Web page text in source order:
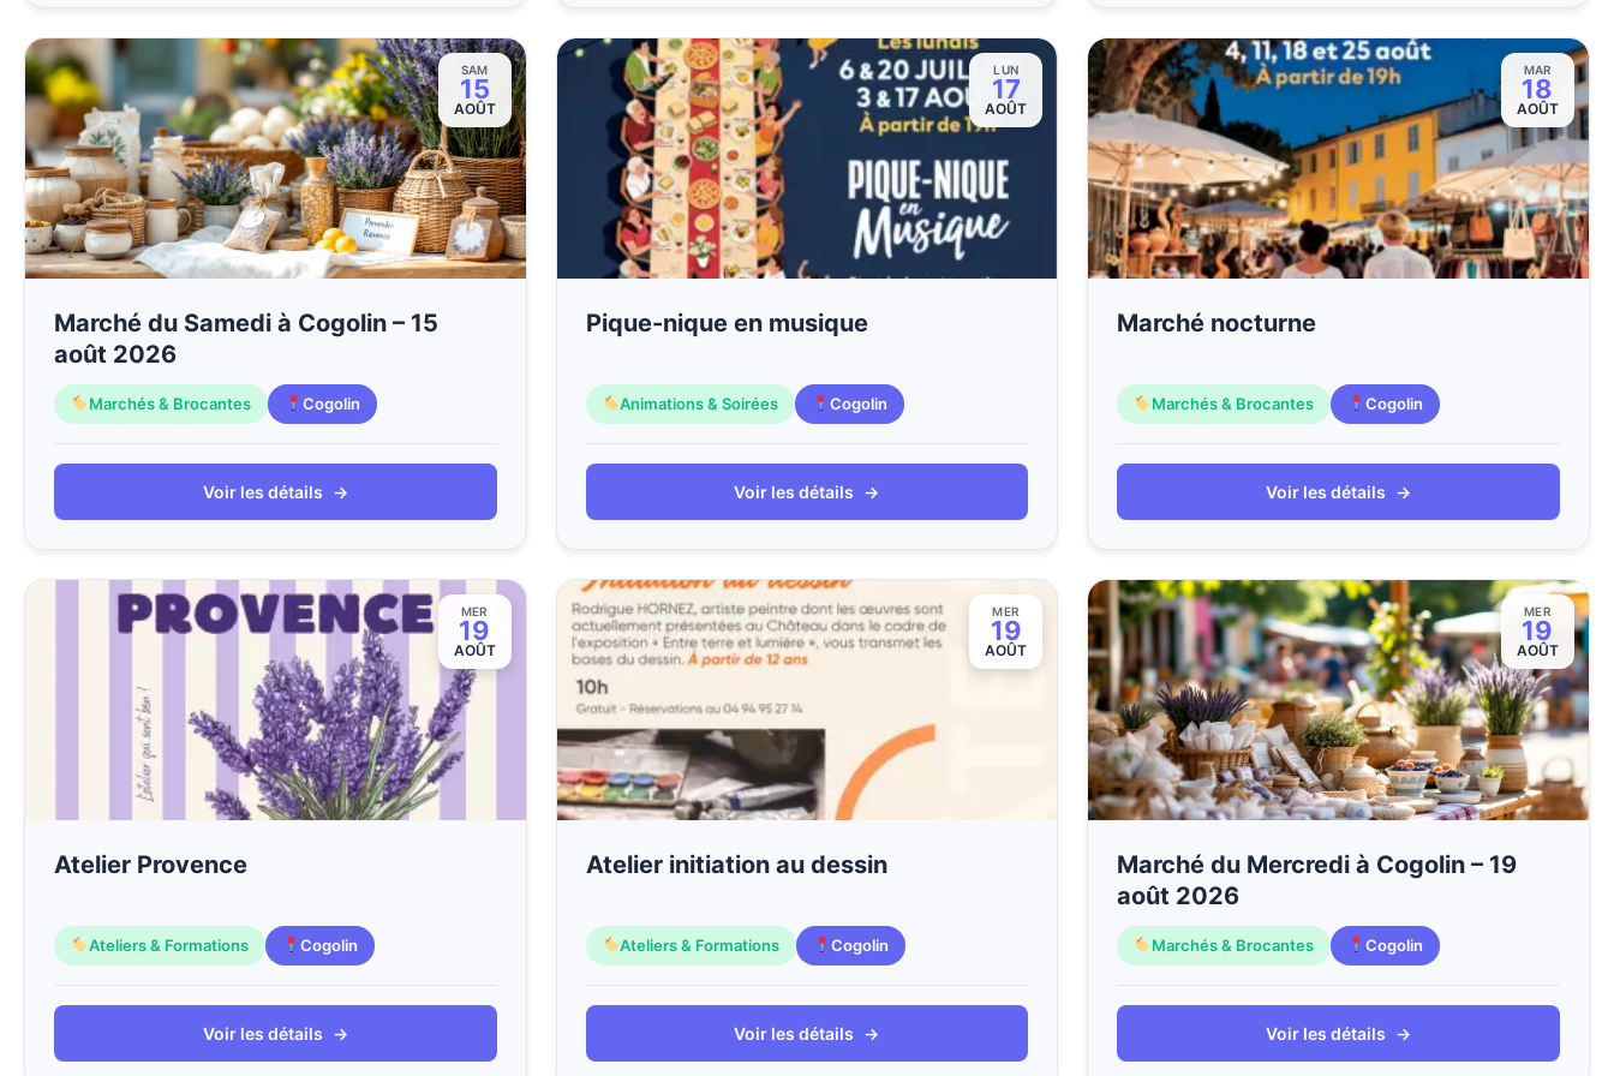
SAM
15
AOÛT
Marché du Samedi à Cogolin – 15
août 2026
Marchés & Brocantes Cogolin
Voir les détails →
LUN
17
AOÛT
Pique-nique en musique
Animations & Soirées Cogolin
Voir les détails →
MAR
18
AOÛT
Marché nocturne
Marchés & Brocantes Cogolin
Voir les détails →
MER
19
AOÛT
Atelier Provence
Ateliers & Formations Cogolin
Voir les détails →
MER
19
AOÛT
Atelier initiation au dessin
Ateliers & Formations Cogolin
Voir les détails →
MER
19
AOÛT
Marché du Mercredi à Cogolin – 19
août 2026
Marchés & Brocantes Cogolin
Voir les détails →